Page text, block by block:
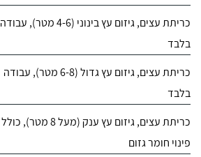
כריתת עצים, גיזום עץ בינוני (4-6 מטר), עבודה
בלבד
כריתת עצים, גיזום עץ גדול (6-8 מטר), עבודה
בלבד
כריתת עצים, גיזום עץ ענק (מעל 8 מטר), כולל
פינוי חומר גזום